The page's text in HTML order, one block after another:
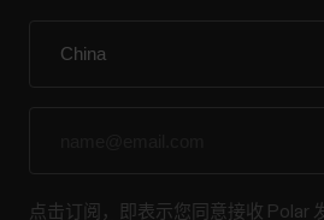
点击订阅，即表示您同意接收 Polar